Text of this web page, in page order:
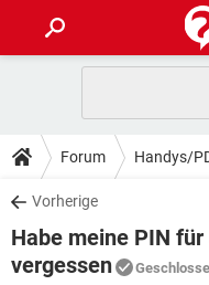
ANDROID
WINDOWS 10
WHATSAPP
FACEBOOK
TIPPS & TRICKS
SPIELE
WINDOWS 10
DOWNLOADS
SPIELE
ANDROID
Forum Handys/
Vorherige
Habe meine PIN
vergessen